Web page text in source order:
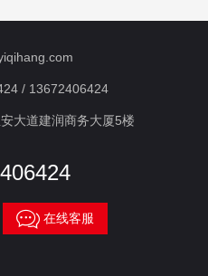
/ 13672406424
大道建润商务大厦5楼
在线客服